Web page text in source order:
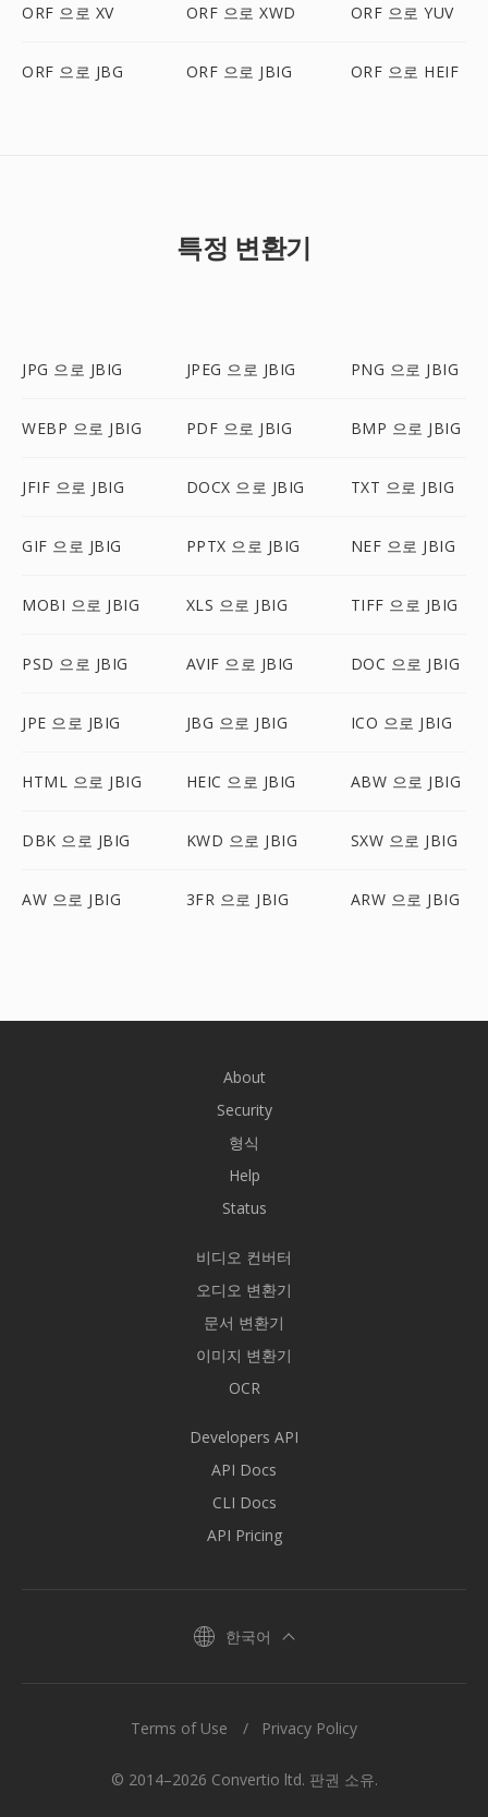
ORF 으로 XV ORF 으로 XWD ORF 으로 YUV
ORF 으로 JBG ORF 으로 JBIG ORF 으로 HEIF
특정 변환기
JPG 으로 JBIG JPEG 으로 JBIG PNG 으로 JBIG
WEBP 으로 JBIG PDF 으로 JBIG BMP 으로 JBIG
JFIF 으로 JBIG DOCX 으로 JBIG TXT 으로 JBIG
GIF 으로 JBIG PPTX 으로 JBIG NEF 으로 JBIG
MOBI 으로 JBIG XLS 으로 JBIG TIFF 으로 JBIG
PSD 으로 JBIG AVIF 으로 JBIG DOC 으로 JBIG
JPE 으로 JBIG JBG 으로 JBIG ICO 으로 JBIG
HTML 으로 JBIG HEIC 으로 JBIG ABW 으로 JBIG
DBK 으로 JBIG KWD 으로 JBIG SXW 으로 JBIG
AW 으로 JBIG 3FR 으로 JBIG ARW 으로 JBIG
About
Security
형식
Help
Status
비디오 컨버터
오디오 변환기
문서 변환기
이미지 변환기
OCR
Developers API
API Docs
CLI Docs
API Pricing
한국어
© 2014–2026 Convertio ltd. 판권 소유.
Terms of Use Privacy Policy